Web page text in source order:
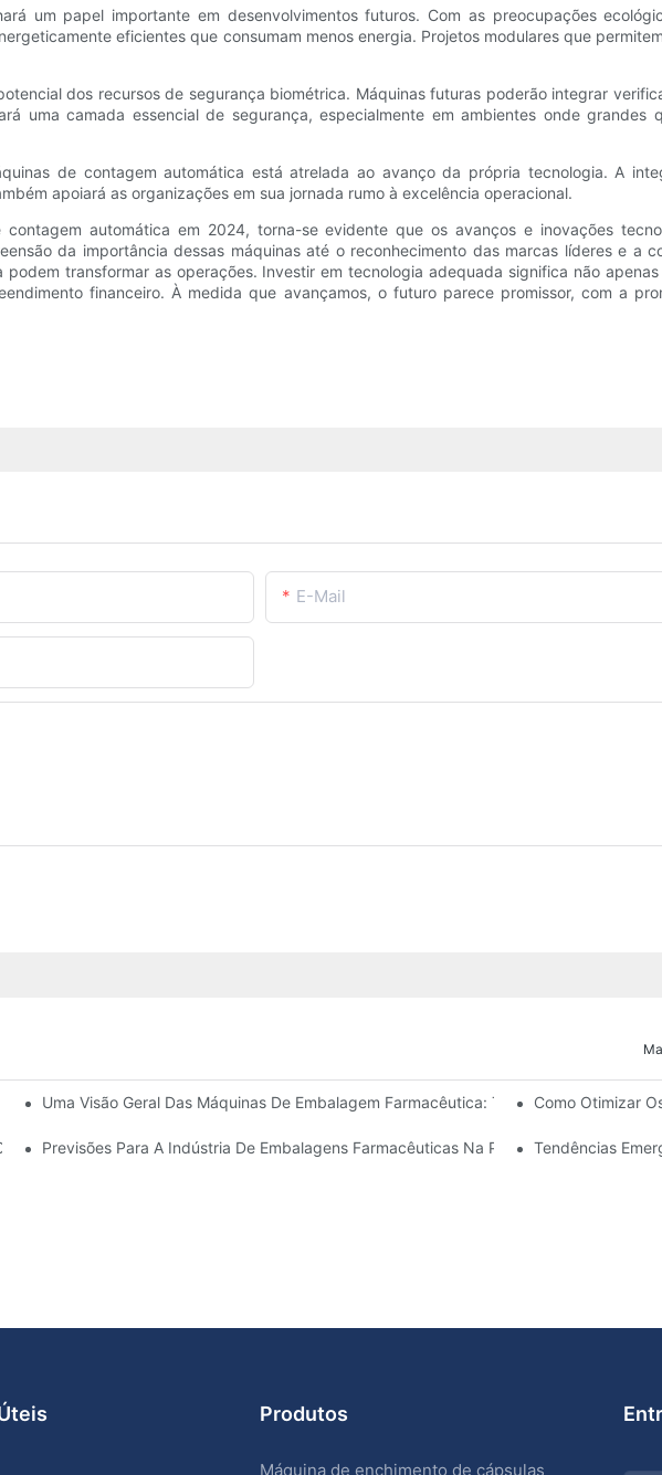
um papel importante em desenvolvimentos futuros. Com as preocupações
eficientes que consumam menos energia. Projetos modulares que
dos recursos de segurança biométrica. Máquinas futuras poderão integrar
uma camada essencial de segurança, especialmente em ambientes onde grandes
de contagem automática está atrelada ao avanço da própria tecnologia. A
apoiará as organizações em sua jornada rumo à excelência operacional.
automática em 2024, torna-se evidente que os avanços e inovações
da importância dessas máquinas até o reconhecimento das marcas líderes e a
transformar as operações. Investir em tecnologia adequada significa não
financeiro. À medida que avançamos, o futuro parece promissor, com a
E-Mail
Farmacêutica
Uma Visão Geral Das Máquinas De Embalagem Farmacêutica: Tipos E Funções
Como Otimizar
Previsões Para A Indústria De Embalagens Farmacêuticas Na Próxima Década
Tendências
Produtos
Máquina de enchimento de cápsulas